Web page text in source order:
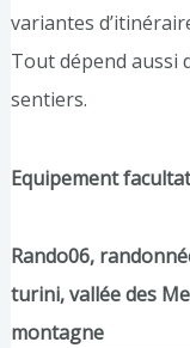
variantes
Tout dépend aussi
sentiers.
Equipement
Rando06,
turini, vallée des
montagne